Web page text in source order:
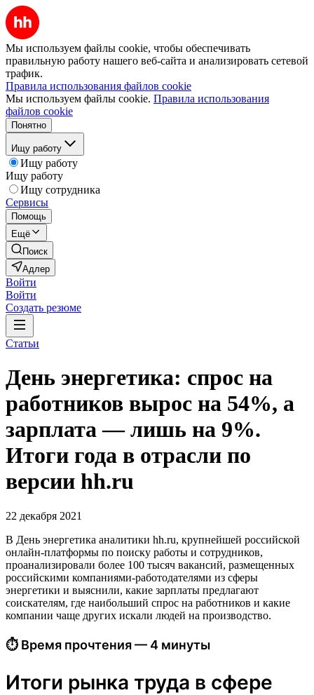
Мы используем файлы cookie, чтобы обеспечивать
правильную работу нашего веб-сайта и анализировать сетевой
трафик.
Правила использования файлов cookie
Мы используем файлы cookie. Правила использования
файлов cookie
Понятно
Ищу работу
Ищу работу
Ищу работу
Ищу сотрудника
Сервисы
Помощь
Ещё
Поиск
Адлер
Войти
Войти
Создать резюме
Статьи
День энергетика: спрос на
работников вырос на 54%, а
зарплата — лишь на 9%.
Итоги года в отрасли по
версии hh.ru
22 декабря 2021
В День энергетика аналитики hh.ru, крупнейшей российской
онлайн-платформы по поиску работы и сотрудников,
проанализировали более 100 тысяч вакансий, размещенных
российскими компаниями-работодателями из сферы
энергетики и выяснили, какие зарплаты предлагают
соискателям, где наибольший спрос на работников и какие
компании чаще других искали людей на производство.
⏱ Время прочтения — 4 минуты
Итоги рынка труда в сфере